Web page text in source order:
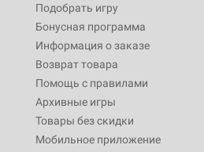
Подобрать игру
Бонусная программа
Информация о заказе
Возврат товара
Помощь с правилами
Архивные игры
Товары без скидки
Мобильное приложение